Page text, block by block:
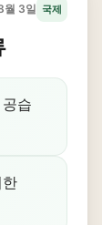
월 3일 국제
습